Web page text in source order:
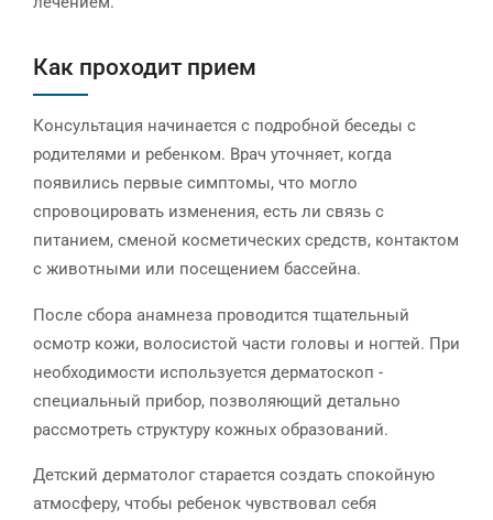
Как проходит прием
Консультация начинается с подробной беседы с
родителями и ребенком. Врач уточняет, когда
появились первые симптомы, что могло
спровоцировать изменения, есть ли связь с
питанием, сменой косметических средств, контактом
с животными или посещением бассейна.
После сбора анамнеза проводится тщательный
осмотр кожи, волосистой части головы и ногтей. При
необходимости используется дерматоскоп -
специальный прибор, позволяющий детально
рассмотреть структуру кожных образований.
Детский дерматолог старается создать спокойную
атмосферу, чтобы ребенок чувствовал себя